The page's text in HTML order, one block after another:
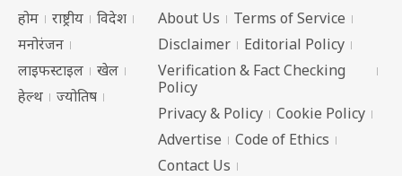
होम राष्ट्रीय
विदेश
मनोरंजन
लाइफस्टाइल
खेल
हेल्थ
ज्योतिष
About Us
Terms of Service
Disclaimer
Editorial Policy
Verification & Fact Checking
Policy
Privacy & Policy
Cookie Policy
Advertise
Code of Ethics
Contact Us